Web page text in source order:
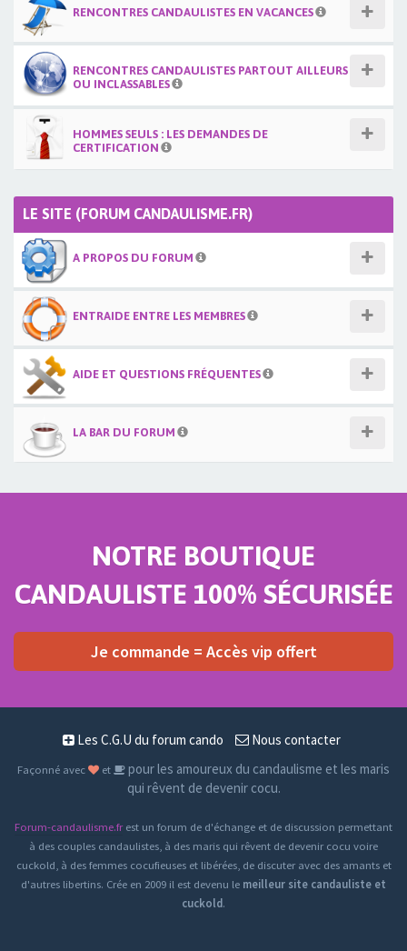
RENCONTRES CANDAULISTES EN VACANCES
RENCONTRES CANDAULISTES PARTOUT AILLEURS
OU INCLASSABLES
HOMMES SEULS : LES DEMANDES DE
CERTIFICATION
LE SITE (FORUM CANDAULISME.FR)
A PROPOS DU FORUM
ENTRAIDE ENTRE LES MEMBRES
AIDE ET QUESTIONS FRÉQUENTES
LA BAR DU FORUM
NOTRE BOUTIQUE
CANDAULISTE 100% SÉCURISÉE
Je commande = Accès vip offert
Les C.G.U du forum cando Nous contacter
Façonné avec et
pour les amoureux du candaulisme et les maris
qui rêvent de devenir cocu.
Forum-candaulisme.frest un forum de d'échange et de discussion permettant
à des couples candaulistes, à des maris qui rêvent de devenir cocu voire
cuckold, à des femmes cocufieuses et libérées, de discuter avec des amants et
d'autres libertins. Crée en 2009 il est devenu le meilleur site candauliste et
cuckold.